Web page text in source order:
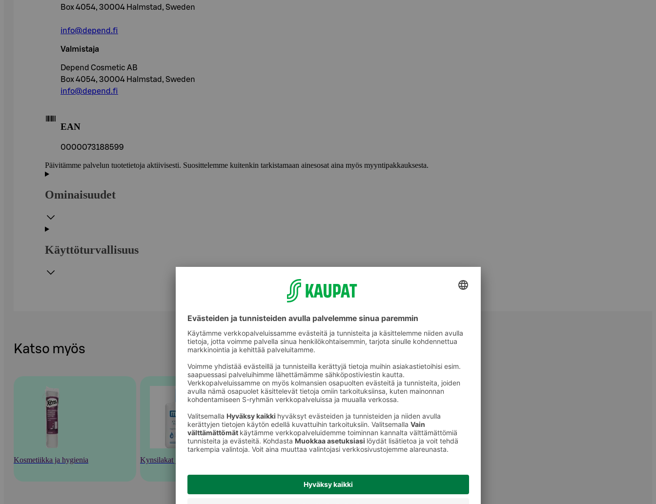
Box 4054, 30004 Halmstad, Sweden
info@depend.fi
Valmistaja
Depend Cosmetic AB
Box 4054, 30004 Halmstad, Sweden
info@depend.fi
EAN
0000073188599
Päivitämme palvelun tuotetietoja aktiivisesti. Suosittelemme kuitenkin tarkistamaan ainesosat aina myös myyntipakkauksesta.
Ominaisuudet
Käyttöturvallisuus
Katso myös
Kosmetiikka ja hygienia Kynsilakat ja kynsienhoito